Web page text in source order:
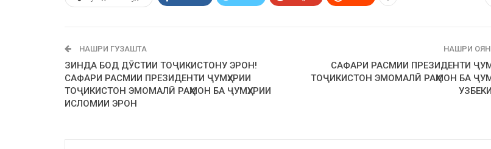
НАШРИ ГУЗАШТА
ЗИНДА БОД ДӮСТИИ ТОҶИКИСТОНУ ЭРОН!
САФАРИ РАСМИИ ПРЕЗИДЕНТИ ҶУМҲУРИИ
ТОҶИКИСТОН ЭМОМАЛӢ РАҲМОН БА ҶУМҲУРИИ
ИСЛОМИИ ЭРОН
НАШРИ
САФАРИ РАСМИИ ПРЕЗИДЕНТИ
ТОҶИКИСТОН ЭМОМАЛӢ РАҲМОН БА